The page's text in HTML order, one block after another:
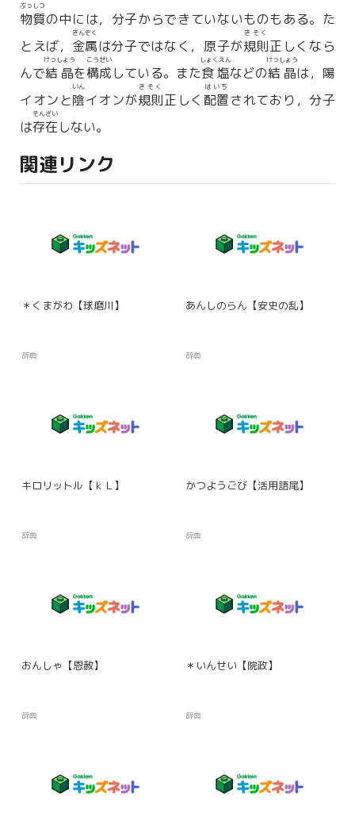
物質
ぶっしつ
の中には，分子からできていないものもある。た
とえば， 金属
きんぞく
は分子ではなく，原子が規則
きそく
正しくなら
んで結晶
けっしょう
を構成
こうせい
している。また食塩
しょくえん
などの結晶
けっしょう
は，陽
イオンと陰
いん
イオンが規則
きそく
正しく 配置
はいち
されており，分子
は存在
そんざい
しない。
関連リンク
＊くまがわ【球磨川】
辞典
あんしのらん【安史の乱】
辞典
キロリットル【ｋＬ】
辞典
かつようごび【活用語尾】
辞典
おんしゃ【恩赦】
辞典
＊いんせい【院政】
辞典